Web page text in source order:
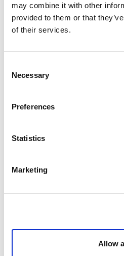
may combine it with other
provided to them or that
of their services.
Selection
Necessary
Preferences
Statistics
Marketing
Allow